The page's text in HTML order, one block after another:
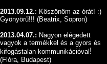
2013.09.12.: Köszönöm az órát! :)
Gyönyörű!!! (Beatrix, Sopron)
2013.04.07.: Nagyon elégedett
vagyok a termékkel és a gyors és
kifogástalan kommunikációval !
(Flóra, Budapest)